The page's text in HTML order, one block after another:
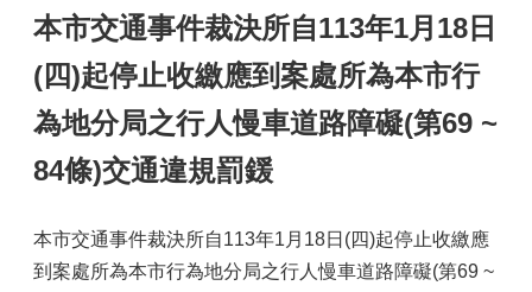
本市交通事件裁決所自113年1月18日
(四)起停止收繳應到案處所為本市行
為地分局之行人慢車道路障礙(第69 ~
84條)交通違規罰鍰
本市交通事件裁決所自113年1月18日(四)起停止收繳應
到案處所為本市行為地分局之行人慢車道路障礙(第69 ~